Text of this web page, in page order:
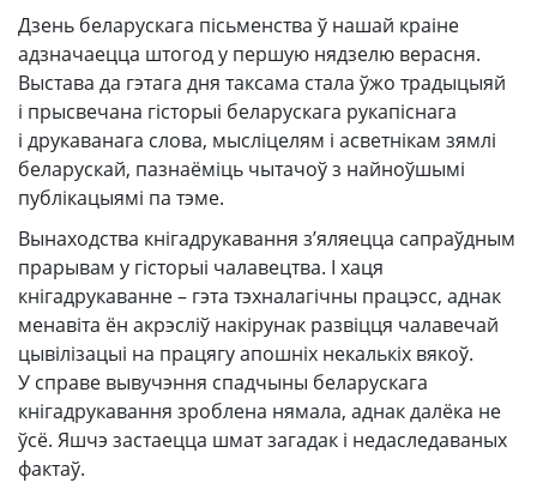
Дзень беларускага пісьменства ў нашай краіне
адзначаецца штогод у першую нядзелю верасня.
Выстава да гэтага дня таксама стала ўжо традыцыяй
і прысвечана гісторыі беларускага рукапіснага
і друкаванага слова, мысліцелям і асветнікам зямлі
беларускай, пазнаёміць чытачоў з найноўшымі
публікацыямі па тэме.
Вынаходства кнігадрукавання з’яляецца сапраўдным
прарывам у гісторыі чалавецтва. І хаця
кнігадрукаванне – гэта тэхналагічны працэсс, аднак
менавіта ён акрэсліў накірунак развіцця чалавечай
цывілізацыі на працягу апошніх некалькіх вякоў.
У справе вывучэння спадчыны беларускага
кнігадрукавання зроблена нямала, аднак далёка не
ўсё. Яшчэ застаецца шмат загадак і недаследаваных
фактаў.